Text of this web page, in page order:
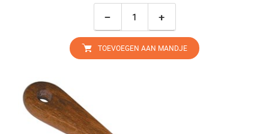
− +
TOEVOEGEN AAN MANDJE